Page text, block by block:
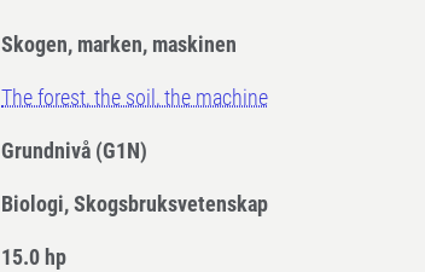
Skogen, marken, maskinen
The forest, the soil, the machine
Grundnivå (G1N)
Biologi, Skogsbruksvetenskap
15.0 hp